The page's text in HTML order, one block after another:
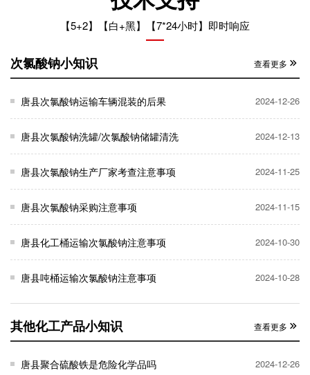
【5+2】【白+黑】【7*24小时】即时响应
次氯酸钠小知识 查看更多
唐县次氯酸钠运输车辆混装的后果 2024-12-26
唐县次氯酸钠洗罐/次氯酸钠储罐清洗 2024-12-13
唐县次氯酸钠生产厂家考查注意事项 2024-11-25
唐县次氯酸钠采购注意事项 2024-11-15
唐县化工桶运输次氯酸钠注意事项 2024-10-30
唐县吨桶运输次氯酸钠注意事项 2024-10-28
其他化工产品小知识 查看更多
唐县聚合硫酸铁是危险化学品吗 2024-12-26